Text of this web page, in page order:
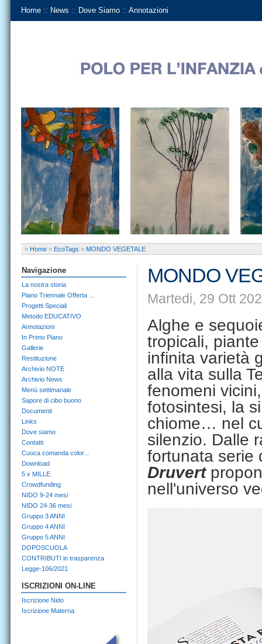
Home :: News :: Dove Siamo :: Annotazioni
» Home » EcoTags » MONDO VEGETALE
MONDO
Martedi, 29 Ott
Alghe e
tropicali,
infinita varietà
alla vita sulla
fenomeni
fotosintesi, la
chiome… nel
silenzio. Dalle
fortunata serie
Druvert
nell'universo
Navigazione
La nostra storia
Piano Triennale Offerta ...
Progetti Speciali
Metodo EDUCATIVO
Annotazioni
In Primo Piano
Gallerie
Restituzione
Archivio NOTE
Archivio News
Menù settimanale
Sapore di cibo buono
Documenti
Links
Dove siamo
Contatti
Cuoca comanda color...
Download
5 x MILLE
Crowdfunding
NIDO 9-24 mesi
NIDO 24-36 mesi
Gruppo 3 ANNI
Gruppo 4 ANNI
Gruppo 5 ANNI
DOPOSCUOLA
CONTRIBUTI in trasparenza
Legge-106/2021
ISCRIZIONI ON-LINE
Iscrizione Nido
Iscrizione Materna